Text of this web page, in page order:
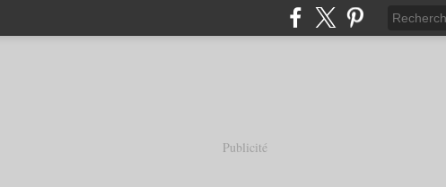
Publicité